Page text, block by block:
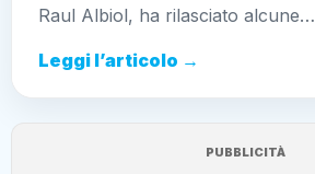
Raul Albiol, ha rilasciato alcune…
Leggi l’articolo →
PUBBLICITÀ